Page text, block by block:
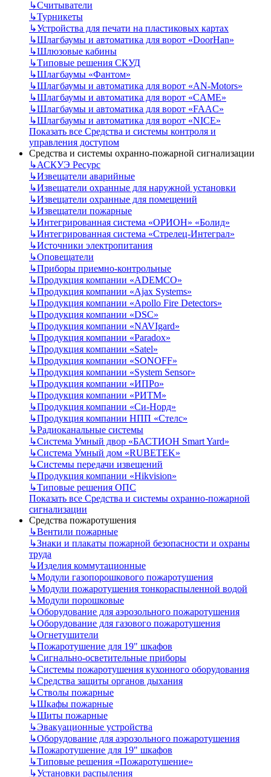
↳Считыватели
↳Турникеты
↳Устройства для печати на пластиковых картах
↳Шлагбаумы и автоматика для ворот «DoorHan»
↳Шлюзовые кабины
↳Типовые решения СКУД
↳Шлагбаумы «Фантом»
↳Шлагбаумы и автоматика для ворот «AN-Motors»
↳Шлагбаумы и автоматика для ворот «CAME»
↳Шлагбаумы и автоматика для ворот «FAAC»
↳Шлагбаумы и автоматика для ворот «NICE»
Показать все Средства и системы контроля и
управления доступом
Средства и системы охранно-пожарной сигнализации
↳АСКУЭ Ресурс
↳Извещатели аварийные
↳Извещатели охранные для наружной установки
↳Извещатели охранные для помещений
↳Извещатели пожарные
↳Интегрированная система «ОРИОН» «Болид»
↳Интегрированная система «Стрелец-Интеграл»
↳Источники электропитания
↳Оповещатели
↳Приборы приемно-контрольные
↳Продукция компании «ADEMCO»
↳Продукция компании «Ajax Systems»
↳Продукция компании «Apollo Fire Detectors»
↳Продукция компании «DSC»
↳Продукция компании «NAVIgard»
↳Продукция компании «Paradox»
↳Продукция компании «Satel»
↳Продукция компании «SONOFF»
↳Продукция компании «System Sensor»
↳Продукция компании «ИПРо»
↳Продукция компании «РИТМ»
↳Продукция компании «Си-Норд»
↳Продукция компании НПП «Стелс»
↳Радиоканальные системы
↳Система Умный двор «БАСТИОН Smart Yard»
↳Система Умный дом «RUBETEK»
↳Системы передачи извещений
↳Продукция компании «Hikvision»
↳Типовые решения ОПС
Показать все Средства и системы охранно-пожарной
сигнализации
Средства пожаротушения
↳Вентили пожарные
↳Знаки и плакаты пожарной безопасности и охраны
труда
↳Изделия коммутационные
↳Модули газопорошкового пожаротушения
↳Модули пожаротушения тонкораспыленной водой
↳Модули порошковые
↳Оборудование для аэрозольного пожаротушения
↳Оборудование для газового пожаротушения
↳Огнетушители
↳Пожаротушение для 19" шкафов
↳Сигнально-осветительные приборы
↳Системы пожаротушения кухонного оборудования
↳Средства защиты органов дыхания
↳Стволы пожарные
↳Шкафы пожарные
↳Щиты пожарные
↳Эвакуационные устройства
↳Оборудование для аэрозольного пожаротушения
↳Пожаротушение для 19" шкафов
↳Типовые решения «Пожаротушение»
↳Установки распыления